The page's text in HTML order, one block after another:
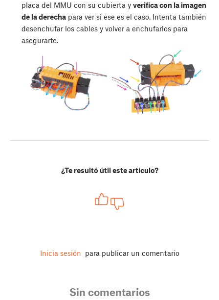
placa del MMU con su cubierta y verifica con la imagen
de la derechapara ver si ese es el caso. Intenta también
desenchufar los cables y volver a enchufarlos para
asegurarte.
¿Te resultó útil este artículo?
Inicia sesión para publicar un comentario
Sin comentarios